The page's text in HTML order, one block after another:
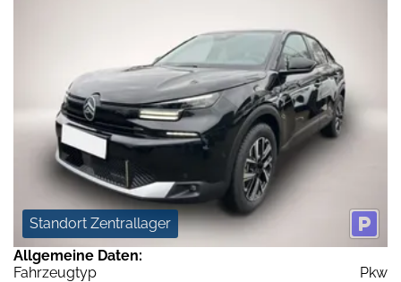
Standort Zentrallager
Allgemeine Daten:
Fahrzeugtyp
Pkw